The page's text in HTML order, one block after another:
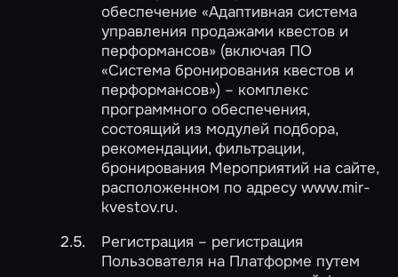
обеспечение «Адаптивная система
управления продажами квестов и
перформансов» (включая ПО
«Система бронирования квестов и
перформансов») – комплекс
программного обеспечения,
состоящий из модулей подбора,
рекомендации, фильтрации,
бронирования Мероприятий на сайте,
расположенном по адресу www.mir-
kvestov.ru.
Регистрация – регистрация
Пользователя на Платформе путем